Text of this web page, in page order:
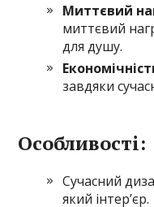
Миттєвий
миттєвий
для душу.
завдяки
Особливості:
Сучасний
який інтер’єр.